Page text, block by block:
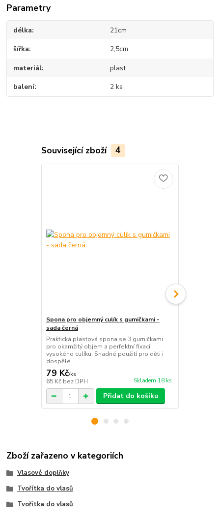
Parametry
délka 21cm
šířka 2,5cm
materiál plast
balení 2 ks
Související zboží 4
Spona pro objemný culík s gumičkami -
sada černá
Praktická plastová spona se 3 gumičkami
pro okamžitý objem a perfektní fixaci
vysokého culíku. Snadné použití pro děti i
dospělé.
79 Kč/ks
65 Kč bez DPH Skladem 18 ks
Přidat do košíku
Zboží zařazeno v kategoriích
Vlasové doplňky
Tvořítka do vlasů
Tvořítka do vlasů